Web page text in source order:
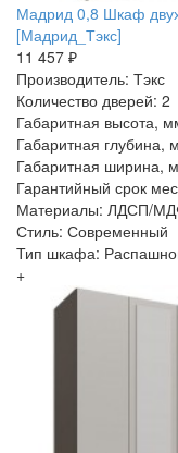
Мадрид 0,8 Шкаф
[Мадрид_Тэкс]
11 457 ₽
Производитель: Тэкс
Количество дверей: 2
Габаритная высота,
Габаритная глубина,
Габаритная ширина,
Гарантийный срок
Материалы: ЛДСП/
Стиль: Современный
Тип шкафа:
+